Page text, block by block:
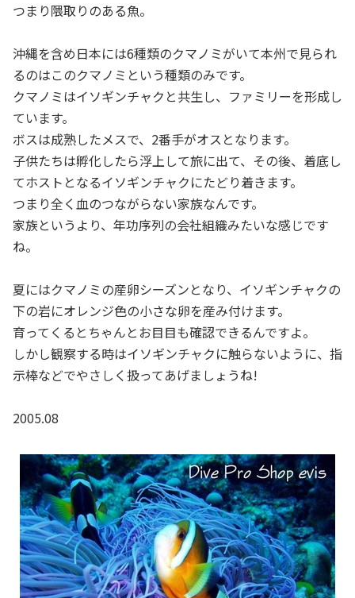
つまり隈取りのある魚。
沖縄を含め日本には6種類のクマノミがいて本州で見られ
るのはこのクマノミという種類のみです。
クマノミはイソギンチャクと共生し、ファミリーを形成し
ています。
ボスは成熟したメスで、2番手がオスとなります。
子供たちは孵化したら浮上して旅に出て、その後、着底し
てホストとなるイソギンチャクにたどり着きます。
つまり全く血のつながらない家族なんです。
家族というより、年功序列の会社組織みたいな感じです
ね。
夏にはクマノミの産卵シーズンとなり、イソギンチャクの
下の岩にオレンジ色の小さな卵を産み付けます。
育ってくるとちゃんとお目目も確認できるんですよ。
しかし観察する時はイソギンチャクに触らないように、指
示棒などでやさしく扱ってあげましょうね!
2005.08